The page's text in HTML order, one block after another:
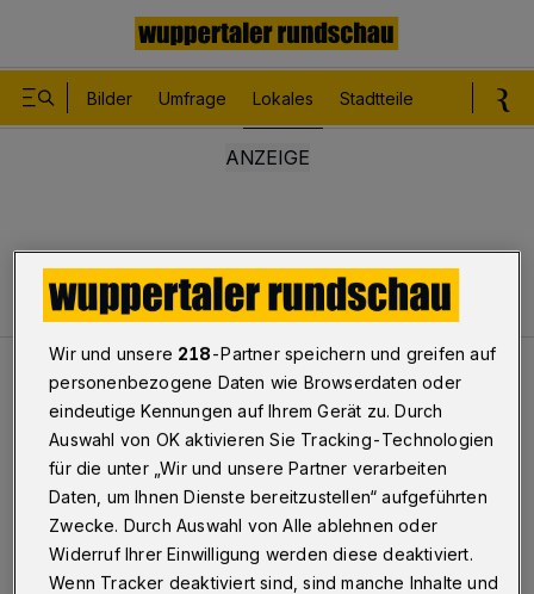
Bilder Umfrage Lokales Stadtteile
Lokales Gegen Nissan geprallt
Gegen Nissan geprallt
Wuppertal·
Wir und unsere 218-Partner speichern und greifen auf
personenbezogene Daten wie Browserdaten oder
eindeutige Kennungen auf Ihrem Gerät zu. Durch
Auswahl von OK aktivieren Sie Tracking-Technologien
für die unter „Wir und unsere Partner verarbeiten
Daten, um Ihnen Dienste bereitzustellen“ aufgeführten
Zwecke. Durch Auswahl von Alle ablehnen oder
Widerruf Ihrer Einwilligung werden diese deaktiviert.
Wenn Tracker deaktiviert sind, sind manche Inhalte und